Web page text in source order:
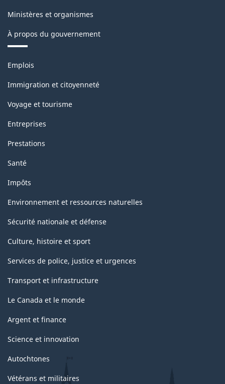
Ministères et organismes
À propos du gouvernement
Thèmes
sujets
Emplois
Immigration et citoyenneté
Voyage et tourisme
Entreprises
Prestations
Santé
Impôts
Environnement et ressources naturelles
Sécurité nationale et défense
Culture, histoire et sport
Services de police, justice et urgences
Transport et infrastructure
Le Canada et le monde
Argent et finance
Science et innovation
Autochtones
Vétérans et militaires